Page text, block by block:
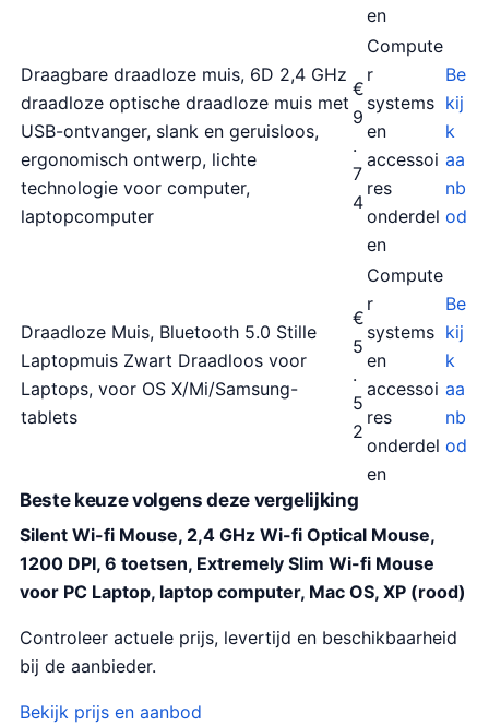
en
Draagbare draadloze muis, 6D 2,4 GHz
draadloze optische draadloze muis met
USB-ontvanger, slank en geruisloos,
ergonomisch ontwerp, lichte
technologie voor computer,
laptopcomputer
€
9
.
7
4
Compute
r
systems
en
accessoi
res
onderdel
en
Be
kij
k
aa
nb
od
Draadloze Muis, Bluetooth 5.0 Stille
Laptopmuis Zwart Draadloos voor
Laptops, voor OS X/Mi/Samsung-
tablets
€
5
.
5
2
Compute
r
systems
en
accessoi
res
onderdel
en
Be
kij
k
aa
nb
od
Beste keuze volgens deze vergelijking
Silent Wi-fi Mouse, 2,4 GHz Wi-fi Optical Mouse,
1200 DPI, 6 toetsen, Extremely Slim Wi-fi Mouse
voor PC Laptop, laptop computer, Mac OS, XP (rood)
Controleer actuele prijs, levertijd en beschikbaarheid
bij de aanbieder.
Bekijk prijs en aanbod